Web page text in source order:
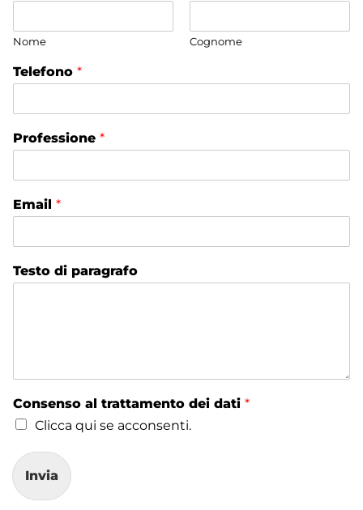
Nome Cognome
Telefono *
Professione *
Email *
Testo di paragrafo
Consenso al trattamento dei dati *
Clicca qui se acconsenti.
Invia